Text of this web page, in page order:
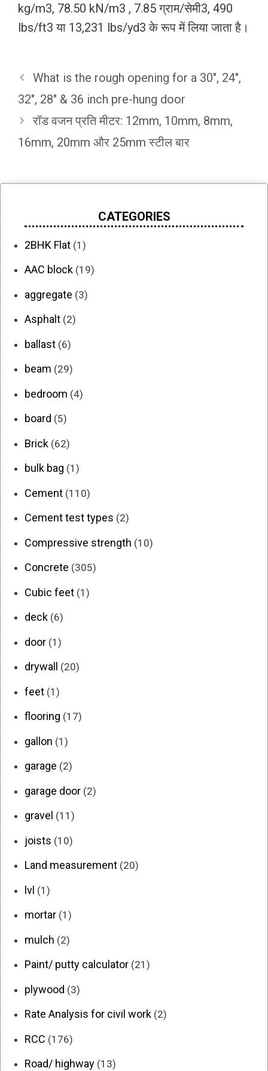
kg/m3, 78.50 kN/m3 , 7.85 ग्राम/सेमी3, 490
lbs/ft3 या 13,231 lbs/yd3 के रूप में लिया जाता है।
What is the rough opening for a 30″, 24″,
32″, 28″ & 36 inch pre-hung door
रॉड वजन प्रति मीटर: 12mm, 10mm, 8mm,
16mm, 20mm और 25mm स्टील बार
CATEGORIES
2BHK Flat (1)
AAC block (19)
aggregate (3)
Asphalt (2)
ballast (6)
beam (29)
bedroom (4)
board (5)
Brick (62)
bulk bag (1)
Cement (110)
Cement test types (2)
Compressive strength (10)
Concrete (305)
Cubic feet (1)
deck (6)
door (1)
drywall (20)
feet (1)
flooring (17)
gallon (1)
garage (2)
garage door (2)
gravel (11)
joists (10)
Land measurement (20)
lvl (1)
mortar (1)
mulch (2)
Paint/ putty calculator (21)
plywood (3)
Rate Analysis for civil work (2)
RCC (176)
Road/ highway (13)